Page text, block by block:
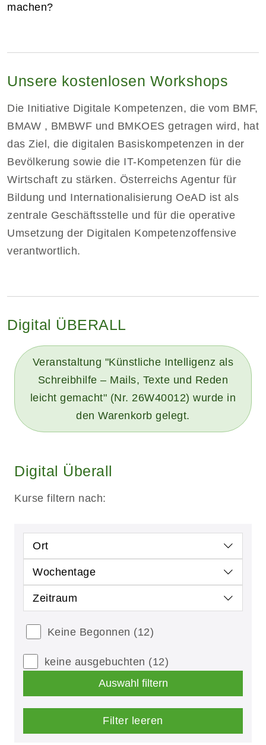
machen?
Unsere kostenlosen Workshops
Die Initiative Digitale Kompetenzen, die vom BMF,
BMAW , BMBWF und BMKOES getragen wird, hat
das Ziel, die digitalen Basiskompetenzen in der
Bevölkerung sowie die IT-Kompetenzen für die
Wirtschaft zu stärken. Österreichs Agentur für
Bildung und Internationalisierung OeAD ist als
zentrale Geschäftsstelle und für die operative
Umsetzung der Digitalen Kompetenzoffensive
verantwortlich.
Digital ÜBERALL
Veranstaltung "Künstliche Intelligenz als
Schreibhilfe – Mails, Texte und Reden
leicht gemacht" (Nr. 26W40012) wurde in
den Warenkorb gelegt.
Digital Überall
Kurse filtern nach:
Ort
Wochentage
Zeitraum
Keine Begonnen (12)
keine ausgebuchten (12)
Auswahl filtern
Filter leeren